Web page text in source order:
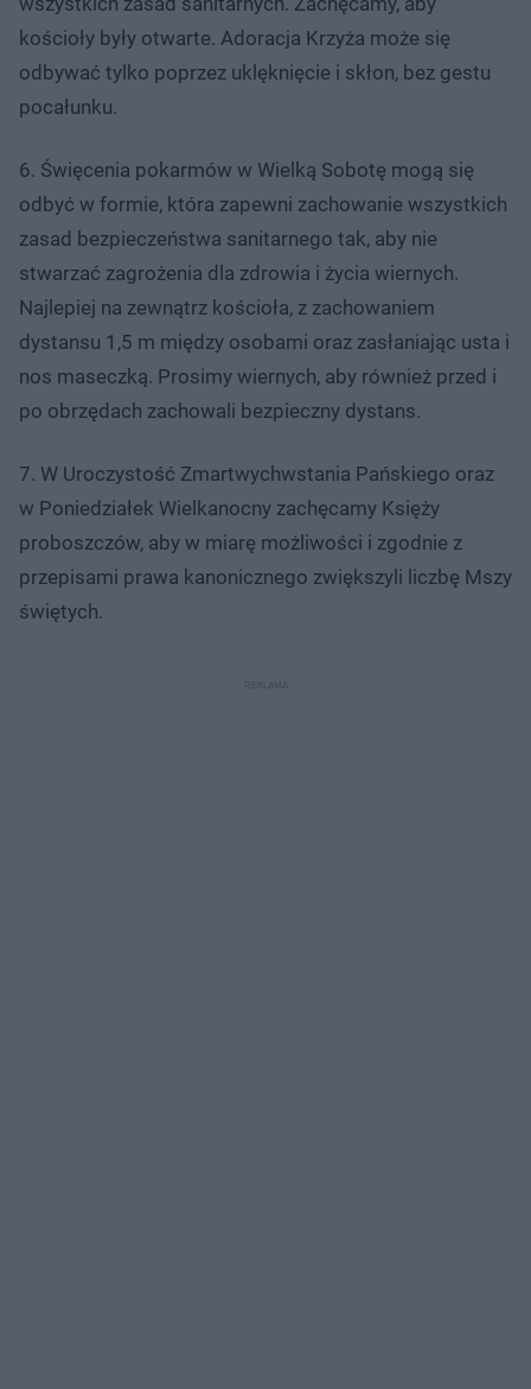
kościoły były otwarte. Adoracja Krzyża może się
odbywać tylko poprzez uklęknięcie i skłon, bez gestu
pocałunku.
6. Święcenia pokarmów w Wielką Sobotę mogą się
odbyć w formie, która zapewni zachowanie wszystkich
zasad bezpieczeństwa sanitarnego tak, aby nie
stwarzać zagrożenia dla zdrowia i życia wiernych.
Najlepiej na zewnątrz kościoła, z zachowaniem
dystansu 1,5 m między osobami oraz zasłaniając usta i
nos maseczką. Prosimy wiernych, aby również przed i
po obrzędach zachowali bezpieczny dystans.
7. W Uroczystość Zmartwychwstania Pańskiego oraz
w Poniedziałek Wielkanocny zachęcamy Księży
proboszczów, aby w miarę możliwości i zgodnie z
przepisami prawa kanonicznego zwiększyli liczbę Mszy
świętych.